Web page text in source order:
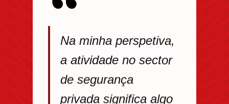
Na minha perspetiva,
a atividade no sector
de segurança
privada significa algo